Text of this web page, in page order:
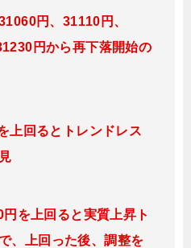
円、31110円、
円から再下落開始の
上回るとトレンドレス
を上回ると実質上昇ト
、上回った後、調整を